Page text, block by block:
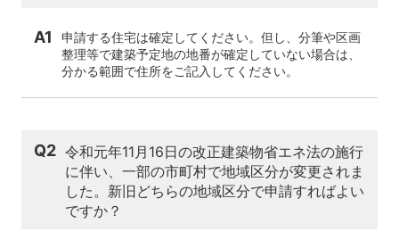
A1
申請する住宅は確定してください。但し、分筆や区画
整理等で建築予定地の地番が確定していない場合は、
分かる範囲で住所をご記入してください。
Q2 令和元年11月16日の改正建築物省エネ法の施行
に伴い、一部の市町村で地域区分が変更されま
した。新旧どちらの地域区分で申請すればよい
ですか？